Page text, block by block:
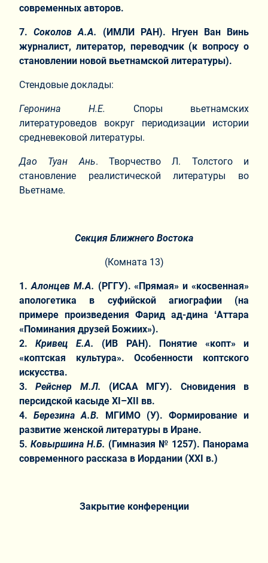
современных авторов.
7. Соколов А.А.
(ИМЛИ РАН). Нгуен Ван Винь
журналист, литератор, переводчик (к вопросу о
становлении новой вьетнамской литературы).
Стендовые доклады:
Геронина Н.Е. Споры вьетнамских
литературоведов вокруг периодизации истории
средневековой литературы.
Дао Туан Ань. Творчество Л. Толстого и
становление реалистической литературы во
Вьетнаме.
Секция Ближнего Востока
(Комната 13)
1.Алонцев М.А. (РГГУ). «Прямая» и «косвенная»
апологетика в суфийской агиографии (на
примере произведения Фарид ад-дина ʻАттара
«Поминания друзей Божиих»).
2.Кривец Е.А.
(ИВ РАН). Понятие «копт» и
«коптская культура». Особенности коптского
искусства.
3.Рейснер М.Л. (ИСАА МГУ). Сновидения в
персидской касыде XI–XII вв.
4. Березина А.В.
МГИМО (У). Формирование и
развитие женской литературы в Иране.
5. Ковыршина Н.Б. (Гимназия № 1257). Панорама
современного рассказа в Иордании (ХХI в.)
Закрытие конференции